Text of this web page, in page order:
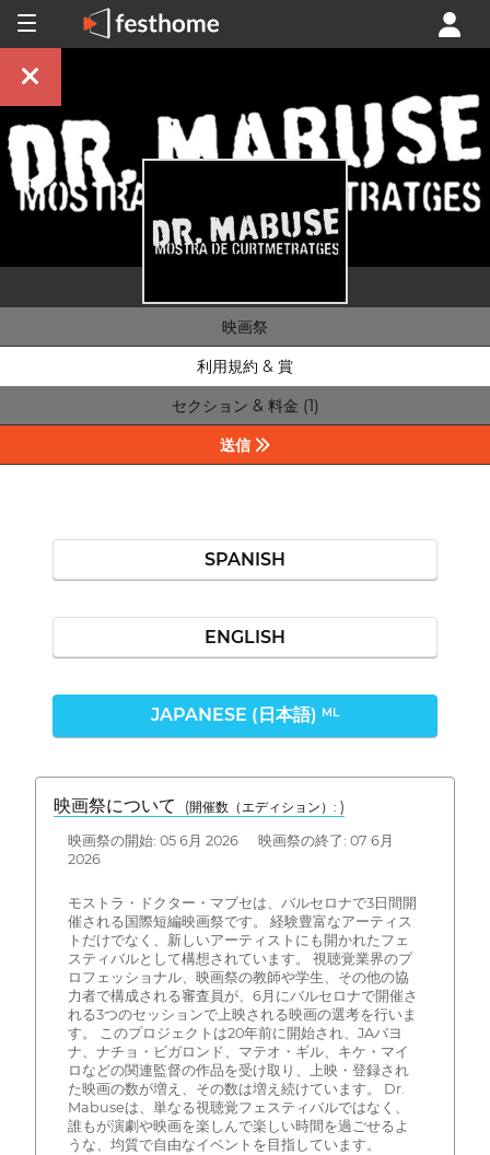
映画祭
利用規約 & 賞
セクション & 料金 (1)
送信
SPANISH
ENGLISH
JAPANESE (日本語) ML
映画祭について (開催数（エディション）: )
映画祭の開始: 05 6月 2026 映画祭の終了: 07 6月
2026
モストラ・ドクター・マブセは、バルセロナで3日間開
催される国際短編映画祭です。 経験豊富なアーティス
トだけでなく、新しいアーティストにも開かれたフェ
スティバルとして構想されています。 視聴覚業界のプ
ロフェッショナル、映画祭の教師や学生、その他の協
力者で構成される審査員が、6月にバルセロナで開催さ
れる3つのセッションで上映される映画の選考を行いま
す。 このプロジェクトは20年前に開始され、JAバヨ
ナ、ナチョ・ビガロンド、マテオ・ギル、キケ・マイ
ロなどの関連監督の作品を受け取り、上映・登録され
た映画の数が増え、その数は増え続けています。 Dr.
Mabuseは、単なる視聴覚フェスティバルではなく、
誰もが演劇や映画を楽しんで楽しい時間を過ごせるよ
うな、均質で自由なイベントを目指しています。